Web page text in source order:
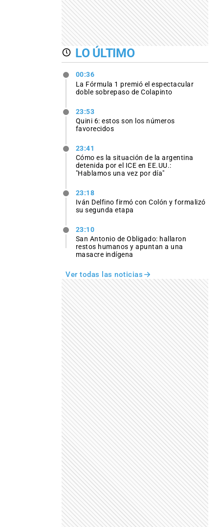
LO ÚLTIMO
00:36
La Fórmula 1 premió el espectacular
doble sobrepaso de Colapinto
23:53
Quini 6: estos son los números
favorecidos
23:41
Cómo es la situación de la argentina
detenida por el ICE en EE.UU.:
"Hablamos una vez por día"
23:18
Iván Delfino firmó con Colón y formalizó
su segunda etapa
23:10
San Antonio de Obligado: hallaron
restos humanos y apuntan a una
masacre indígena
Ver todas las noticias